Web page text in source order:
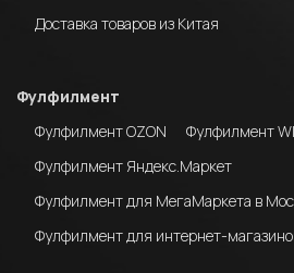
Доставка товаров из Китая
Фулфилмент
Фулфилмент OZON
Фулфилмент
Фулфилмент Яндекс.Маркет
Фулфилмент для МегаМаркета в
Фулфилмент для интернет-